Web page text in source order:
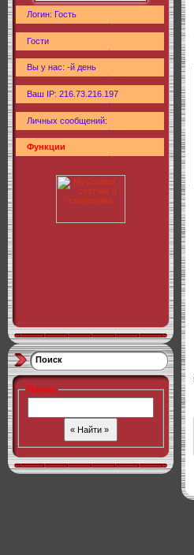
Логин: Гость
Гости
Вы у нас: -й день
Ваш IP: 216.73.216.197
Личных сообщений:
Функции
Поиск
Поиск: